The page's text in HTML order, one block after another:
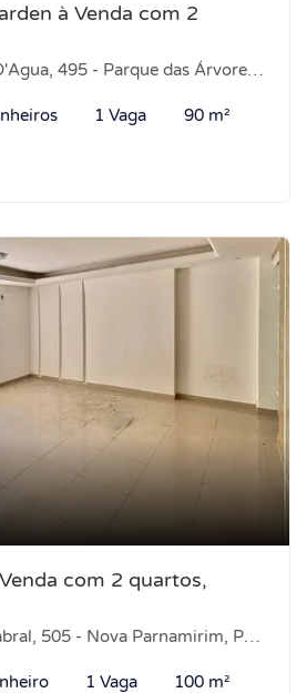
à Venda com 2
495 - Parque das Árvores, Parnamirim-RN
1 Vaga 90 m²
com 2 quartos,
- Nova Parnamirim, Parnamirim-RN
1 Vaga 100 m²